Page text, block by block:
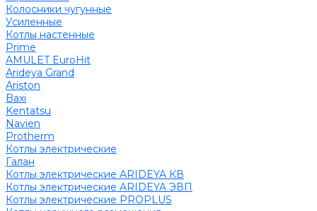
Колосники чугунные
Усиленные
Котлы настенные
Prime
AMULET EuroHit
Arideya Grand
Ariston
Baxi
Kentatsu
Navien
Protherm
Котлы электрические
Галан
Котлы электрические ARIDEYA КВ
Котлы электрические ARIDEYA ЭВП
Котлы электрические PROPLUS